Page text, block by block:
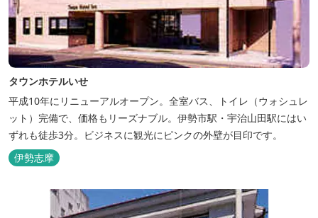
タウンホテルいせ
平成10年にリニューアルオープン。全室バス、トイレ（ウォシュレ
ット）完備で、価格もリーズナブル。伊勢市駅・宇治山田駅にはい
ずれも徒歩3分。ビジネスに観光にピンクの外壁が目印です。
伊勢志摩